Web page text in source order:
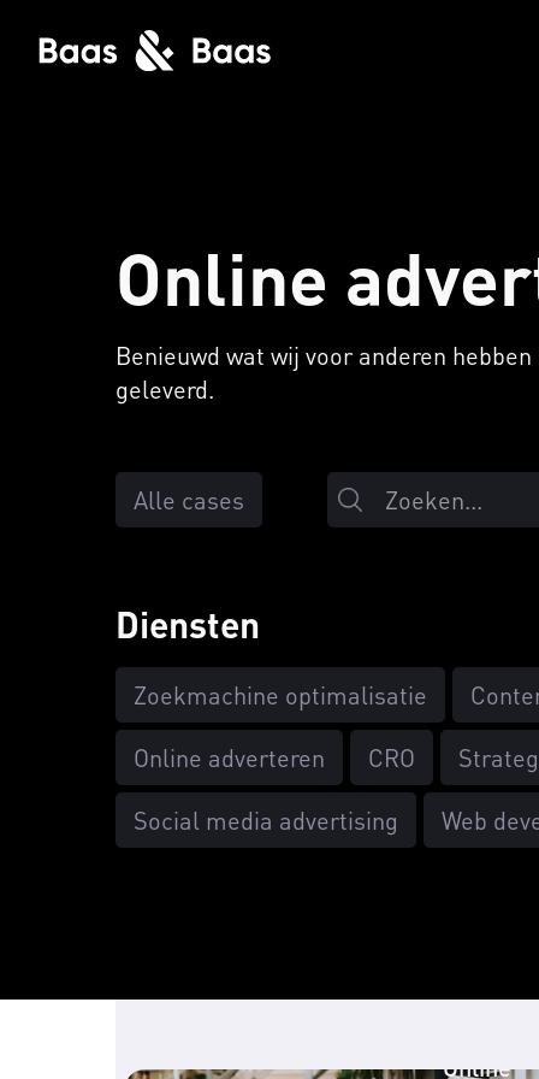
Online
Benieuwd wat wij voor anderen
geleverd.
Alle cases
Diensten
Zoekmachine optimalisatie
Online adverteren
CRO
Social media advertising
Web
Social
Online